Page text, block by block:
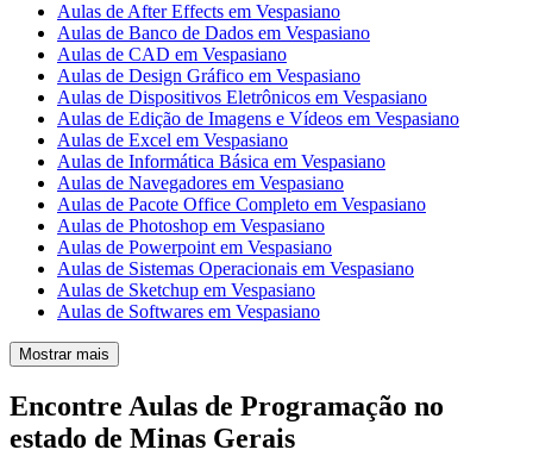
Aulas de After Effects em Vespasiano
Aulas de Banco de Dados em Vespasiano
Aulas de CAD em Vespasiano
Aulas de Design Gráfico em Vespasiano
Aulas de Dispositivos Eletrônicos em Vespasiano
Aulas de Edição de Imagens e Vídeos em Vespasiano
Aulas de Excel em Vespasiano
Aulas de Informática Básica em Vespasiano
Aulas de Navegadores em Vespasiano
Aulas de Pacote Office Completo em Vespasiano
Aulas de Photoshop em Vespasiano
Aulas de Powerpoint em Vespasiano
Aulas de Sistemas Operacionais em Vespasiano
Aulas de Sketchup em Vespasiano
Aulas de Softwares em Vespasiano
Mostrar mais
Encontre Aulas de Programação no
estado de Minas Gerais